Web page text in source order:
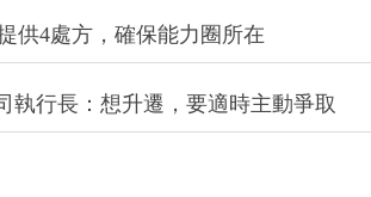
供4處方，確保能力圈所在
執行長：想升遷，要適時主動爭取